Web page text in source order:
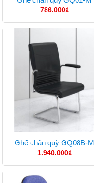
786.000₫
Ghế chân quỳ GQ08B-M
1.940.000₫